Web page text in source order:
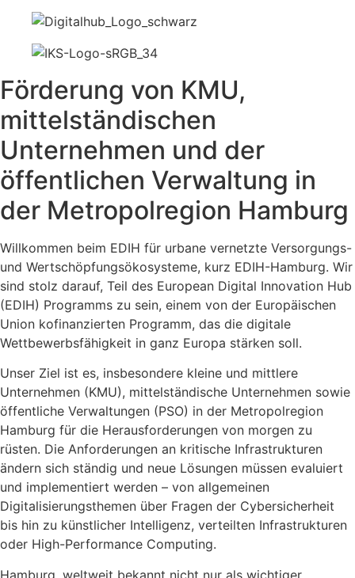
Förderung von KMU,
mittelständischen
Unternehmen und der
öffentlichen Verwaltung in
der Metropolregion Hamburg
Willkommen beim EDIH für urbane vernetzte Versorgungs-
und Wertschöpfungsökosysteme, kurz EDIH-Hamburg. Wir
sind stolz darauf, Teil des European Digital Innovation Hub
(EDIH) Programms zu sein, einem von der Europäischen
Union kofinanzierten Programm, das die digitale
Wettbewerbsfähigkeit in ganz Europa stärken soll.
Unser Ziel ist es, insbesondere kleine und mittlere
Unternehmen (KMU), mittelständische Unternehmen sowie
öffentliche Verwaltungen (PSO) in der Metropolregion
Hamburg für die Herausforderungen von morgen zu
rüsten. Die Anforderungen an kritische Infrastrukturen
ändern sich ständig und neue Lösungen müssen evaluiert
und implementiert werden – von allgemeinen
Digitalisierungsthemen über Fragen der Cybersicherheit
bis hin zu künstlicher Intelligenz, verteilten Infrastrukturen
oder High-Performance Computing.
Hamburg, weltweit bekannt nicht nur als wichtiger